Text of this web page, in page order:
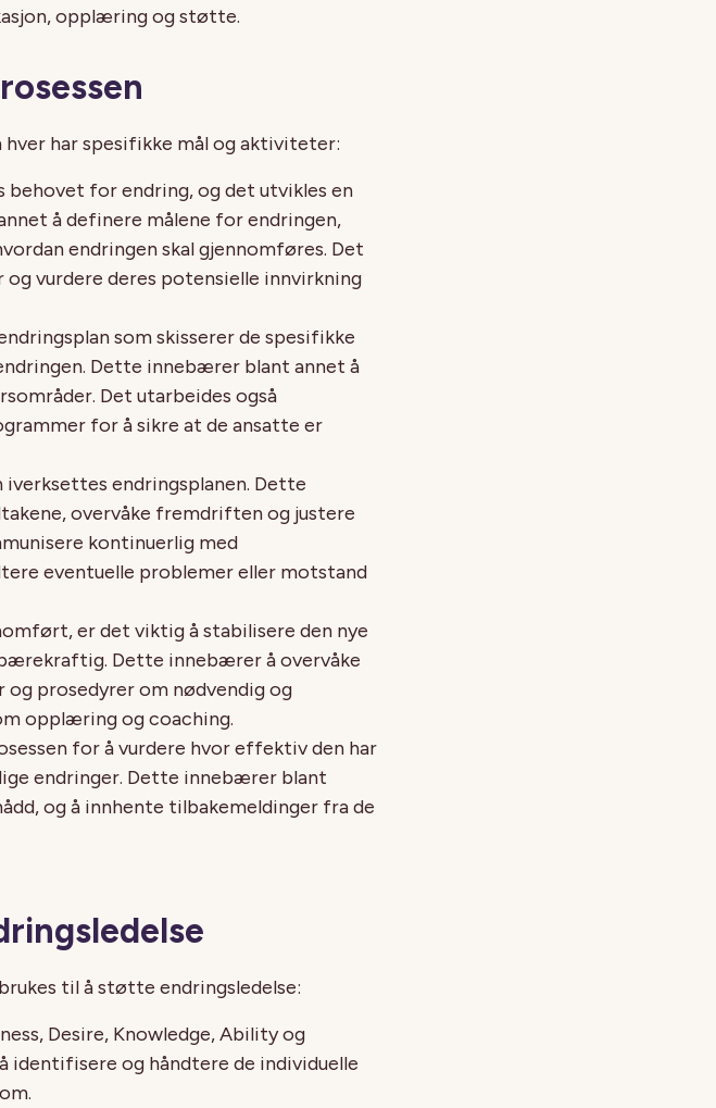
opplæring og støtte.
hver har spesifikke mål og aktiviteter:
behovet for endring, og det utvikles en
å definere målene for endringen,
endringen skal gjennomføres. Det
vurdere deres potensielle innvirkning
som skisserer de spesifikke
Dette innebærer blant annet å
Det utarbeides også
for å sikre at de ansatte er
endringsplanen. Dette
overvåke fremdriften og justere
kontinuerlig med
eventuelle problemer eller motstand
er det viktig å stabilisere den nye
Dette innebærer å overvåke
og prosedyrer om nødvendig og
opplæring og coaching.
for å vurdere hvor effektiv den har
endringer. Dette innebærer blant
og å innhente tilbakemeldinger fra de
til å støtte endringsledelse:
Desire, Knowledge, Ability og
identifisere og håndtere de individuelle